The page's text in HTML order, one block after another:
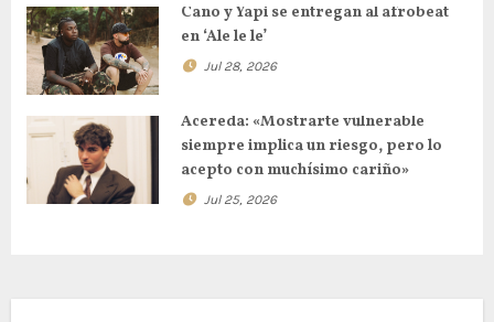
Cano y Yapi se entregan al afrobeat
en ‘Ale le le’
Jul 28, 2026
Acereda: «Mostrarte vulnerable
siempre implica un riesgo, pero lo
acepto con muchísimo cariño»
Jul 25, 2026